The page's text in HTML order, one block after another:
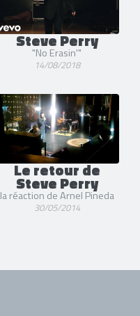
Steve Perry
"No Erasin'"
14/08/2018
Le retour de
Steve Perry
la réaction de Arnel Pineda
30/05/2014